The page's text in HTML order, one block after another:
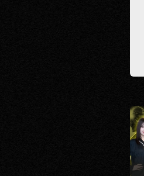
PRIVACY POLICY